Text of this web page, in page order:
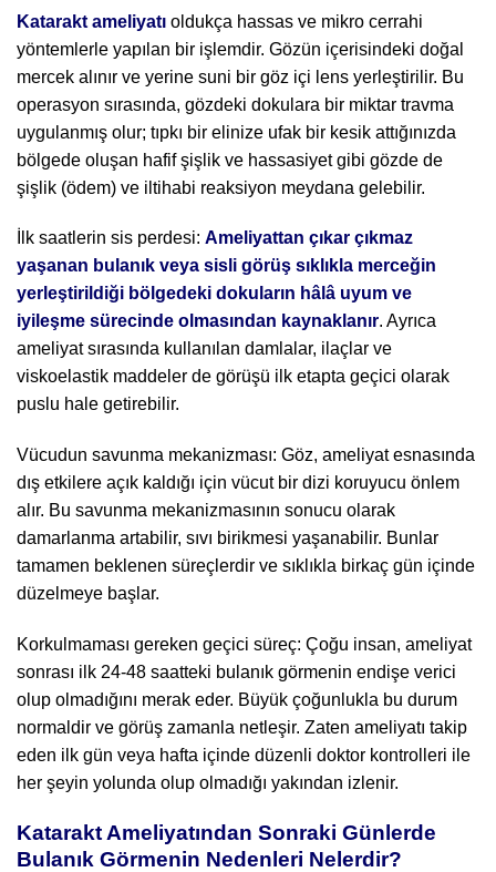
Katarakt ameliyatı oldukça hassas ve mikro cerrahi
yöntemlerle yapılan bir işlemdir. Gözün içerisindeki doğal
mercek alınır ve yerine suni bir göz içi lens yerleştirilir. Bu
operasyon sırasında, gözdeki dokulara bir miktar travma
uygulanmış olur; tıpkı bir elinize ufak bir kesik attığınızda
bölgede oluşan hafif şişlik ve hassasiyet gibi gözde de
şişlik (ödem) ve iltihabi reaksiyon meydana gelebilir.
İlk saatlerin sis perdesi: Ameliyattan çıkar çıkmaz
yaşanan bulanık veya sisli görüş sıklıkla merceğin
yerleştirildiği bölgedeki dokuların hâlâ uyum ve
iyileşme sürecinde olmasından kaynaklanır. Ayrıca
ameliyat sırasında kullanılan damlalar, ilaçlar ve
viskoelastik maddeler de görüşü ilk etapta geçici olarak
puslu hale getirebilir.
Vücudun savunma mekanizması: Göz, ameliyat esnasında
dış etkilere açık kaldığı için vücut bir dizi koruyucu önlem
alır. Bu savunma mekanizmasının sonucu olarak
damarlanma artabilir, sıvı birikmesi yaşanabilir. Bunlar
tamamen beklenen süreçlerdir ve sıklıkla birkaç gün içinde
düzelmeye başlar.
Korkulmaması gereken geçici süreç: Çoğu insan, ameliyat
sonrası ilk 24-48 saatteki bulanık görmenin endişe verici
olup olmadığını merak eder. Büyük çoğunlukla bu durum
normaldir ve görüş zamanla netleşir. Zaten ameliyatı takip
eden ilk gün veya hafta içinde düzenli doktor kontrolleri ile
her şeyin yolunda olup olmadığı yakından izlenir.
Katarakt Ameliyatından Sonraki Günlerde
Bulanık Görmenin Nedenleri Nelerdir?